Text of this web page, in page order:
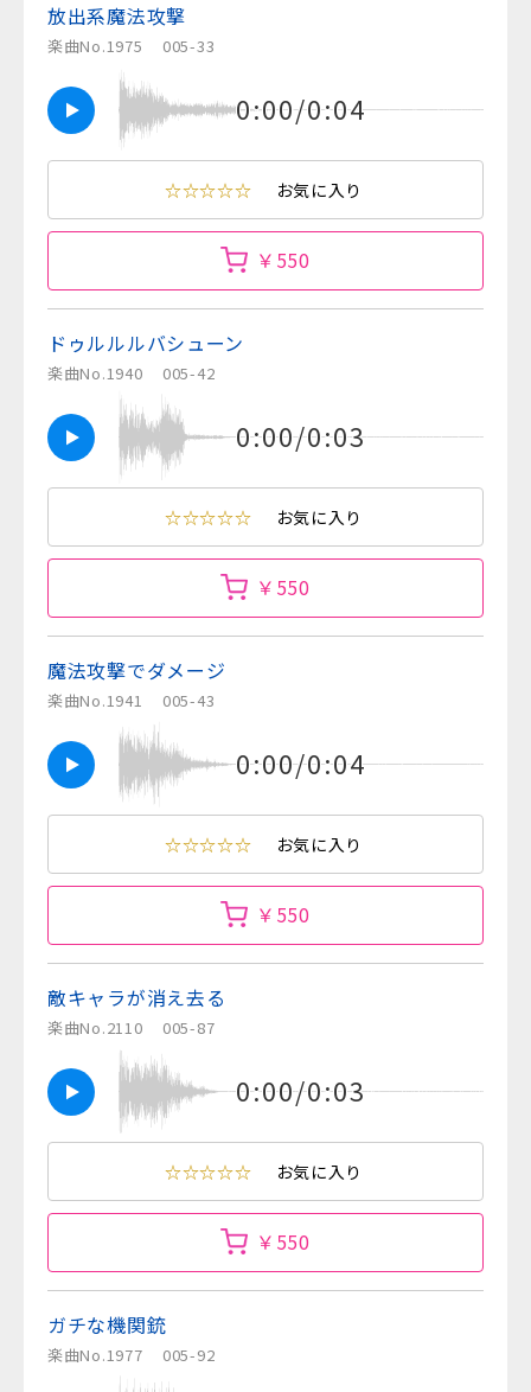
放出系魔法攻撃
楽曲No.1975 005-33
0:00/0:04
☆☆☆☆☆ お気に入り
￥550
ドゥルルルバシューン
楽曲No.1940 005-42
0:00/0:03
☆☆☆☆☆ お気に入り
￥550
魔法攻撃でダメージ
楽曲No.1941 005-43
0:00/0:04
☆☆☆☆☆ お気に入り
￥550
敵キャラが消え去る
楽曲No.2110 005-87
0:00/0:03
☆☆☆☆☆ お気に入り
￥550
ガチな機関銃
楽曲No.1977 005-92